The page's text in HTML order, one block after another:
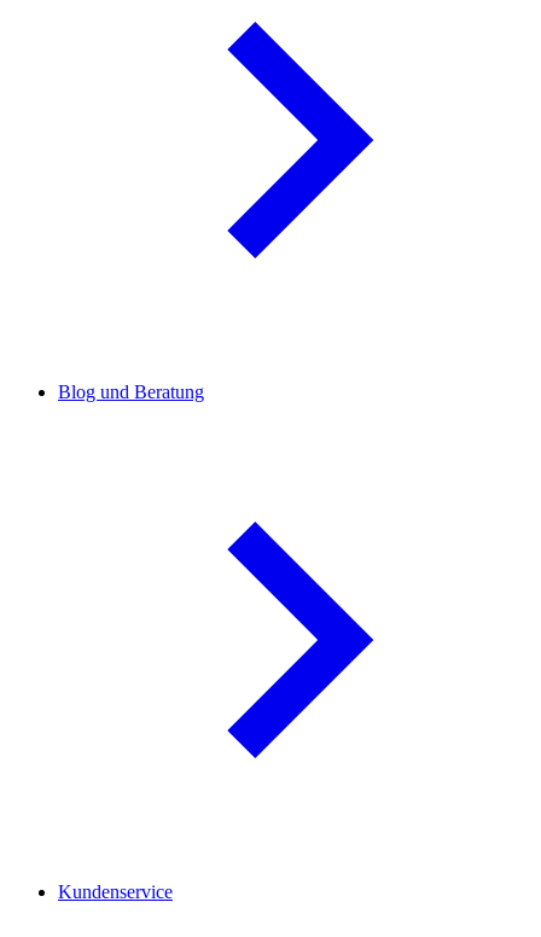
Blog und Beratung
Kundenservice